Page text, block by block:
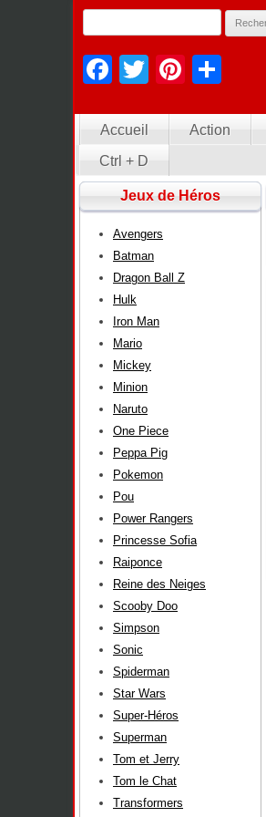
Facebook
Twitter
Accueil Action
Ctrl + D
Jeux de Héros
Avengers
Batman
Dragon Ball Z
Hulk
Iron Man
Mario
Mickey
Minion
Naruto
One Piece
Peppa Pig
Pokemon
Pou
Power Rangers
Princesse Sofia
Raiponce
Reine des Neiges
Scooby Doo
Simpson
Sonic
Spiderman
Star Wars
Super-Héros
Superman
Tom et Jerry
Tom le Chat
Transformers